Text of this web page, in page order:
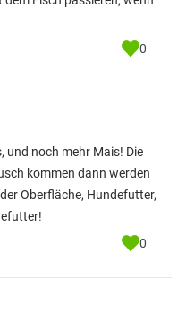
0
und noch mehr Mais! Die
kommen dann werden
Oberfläche, Hundefutter,
0